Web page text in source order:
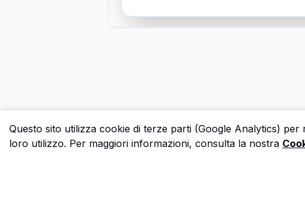
Questo sito utilizza cookie di terze parti (Google Analytics)
loro utilizzo. Per maggiori informazioni, consulta la nostra